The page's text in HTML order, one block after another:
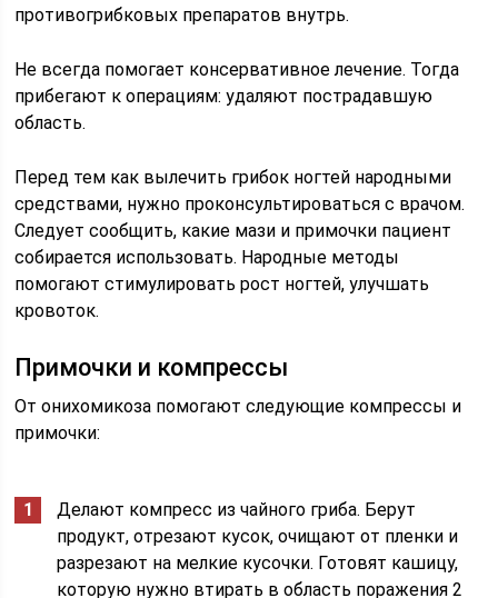
противогрибковых препаратов внутрь.
Не всегда помогает консервативное лечение. Тогда
прибегают к операциям: удаляют пострадавшую
область.
Перед тем как вылечить грибок ногтей народными
средствами, нужно проконсультироваться с врачом.
Следует сообщить, какие мази и примочки пациент
собирается использовать. Народные методы
помогают стимулировать рост ногтей, улучшать
кровоток.
Примочки и компрессы
От онихомикоза помогают следующие компрессы и
примочки:
Делают компресс из чайного гриба. Берут
продукт, отрезают кусок, очищают от пленки и
разрезают на мелкие кусочки. Готовят кашицу,
которую нужно втирать в область поражения 2